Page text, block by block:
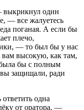
выкрикнул один
— все жалуетесь
поганая. А если бы
плечо,
— то был бы у нас
высокую, как там,
была бы с полным
защищали, ради
одна
от оратора, —